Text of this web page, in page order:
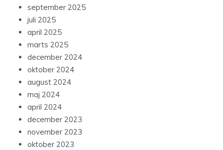
september 2025
juli 2025
april 2025
marts 2025
december 2024
oktober 2024
august 2024
maj 2024
april 2024
december 2023
november 2023
oktober 2023